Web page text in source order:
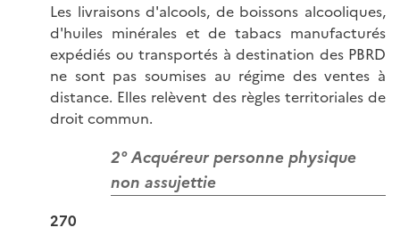
Les livraisons d'alcools, de boissons alcooliques,
d'huiles minérales et de tabacs manufacturés
expédiés ou transportés à destination des PBRD
ne sont pas soumises au régime des ventes à
distance. Elles relèvent des règles territoriales de
droit commun.
2° Acquéreur personne physique
non assujettie
270